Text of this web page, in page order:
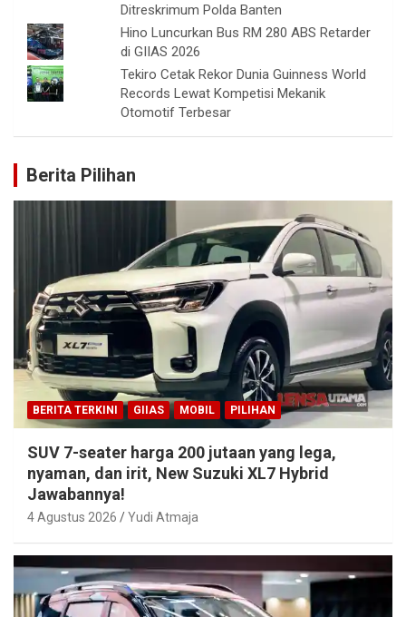
Ditreskrimum Polda Banten
Hino Luncurkan Bus RM 280 ABS Retarder
di GIIAS 2026
Tekiro Cetak Rekor Dunia Guinness World
Records Lewat Kompetisi Mekanik
Otomotif Terbesar
Berita Pilihan
BERITA TERKINI GIIAS MOBIL PILIHAN
SUV 7-seater harga 200 jutaan yang lega,
nyaman, dan irit, New Suzuki XL7 Hybrid
Jawabannya!
4 Agustus 2026 Yudi Atmaja